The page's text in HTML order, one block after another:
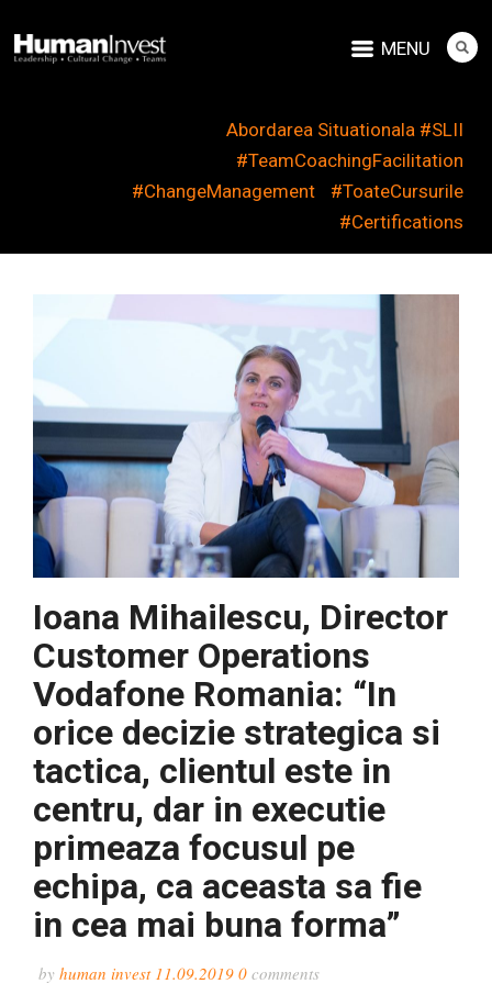
MENU
Abordarea Situationala #SLII
#TeamCoachingFacilitation
#ChangeManagement
#ToateCursurile
#Certifications
Ioana Mihailescu, Director
Customer Operations
Vodafone Romania: “In
orice decizie strategica si
tactica, clientul este in
centru, dar in executie
primeaza focusul pe
echipa, ca aceasta sa fie
in cea mai buna forma”
byhuman invest 11.09.2019 0comments